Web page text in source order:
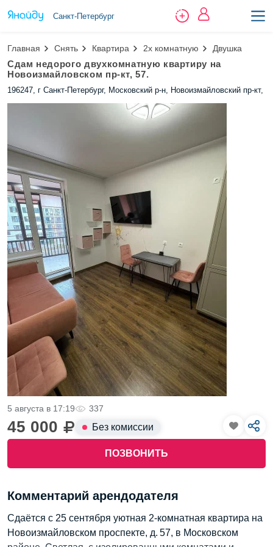
Санкт-Петербург
Главная Снять Квартира 2х комнатную Двушка
Сдам недорого двухкомнатную квартиру на
Новоизмайловском пр-кт, 57.
196247, г Санкт-Петербург, Московский р-н, Новоизмайловский пр-кт, д
45 000 Без комиссии
ПОЗВОНИТЬ
5 августа в 17:19 337
Комментарий арендодателя
Сдаётся с 25 сентября уютная 2-комнатная квартира на
Новоизмайловском проспекте, д. 57, в Московском